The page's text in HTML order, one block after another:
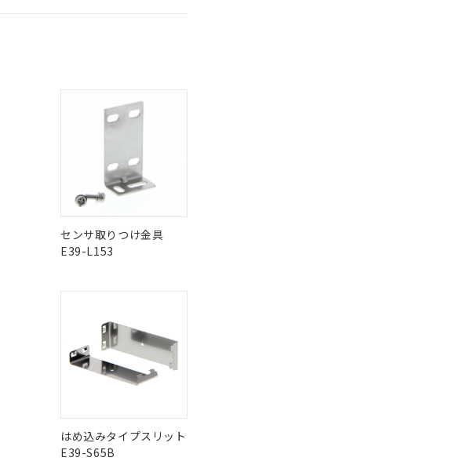
RoHS/REACH対応状況ページへ
センサ取りつけ金具
E39-L153
はめ込みタイプスリット
E39-S65B
含有を証明するものではありません。
了までの期間は出荷製品に未対応品が
ことがない限り、2022年1月12日よ